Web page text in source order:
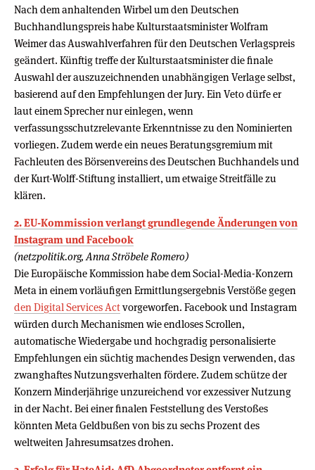
Nach dem anhaltenden Wirbel um den Deutschen
Buchhandlungspreis habe Kulturstaatsminister Wolfram
Weimer das Auswahlverfahren für den Deutschen Verlagspreis
geändert. Künftig treffe der Kulturstaatsminister die finale
Auswahl der auszuzeichnenden unabhängigen Verlage selbst,
basierend auf den Empfehlungen der Jury. Ein Veto dürfe er
laut einem Sprecher nur einlegen, wenn
verfassungsschutzrelevante Erkenntnisse zu den Nominierten
vorliegen. Zudem werde ein neues Beratungsgremium mit
Fachleuten des Börsenvereins des Deutschen Buchhandels und
der Kurt-Wolff-Stiftung installiert, um etwaige Streitfälle zu
klären.
2. EU-Kommission verlangt grundlegende Änderungen von
Instagram und Facebook
(netzpolitik.org, Anna Ströbele Romero)
Die Europäische Kommission habe dem Social-Media-Konzern
Meta in einem vorläufigen Ermittlungsergebnis Verstöße gegen
den Digital Services Actvorgeworfen. Facebook und Instagram
würden durch Mechanismen wie endloses Scrollen,
automatische Wiedergabe und hochgradig personalisierte
Empfehlungen ein süchtig machendes Design verwenden, das
zwanghaftes Nutzungsverhalten fördere. Zudem schütze der
Konzern Minderjährige unzureichend vor exzessiver Nutzung
in der Nacht. Bei einer finalen Feststellung des Verstoßes
könnten Meta Geldbußen von bis zu sechs Prozent des
weltweiten Jahresumsatzes drohen.